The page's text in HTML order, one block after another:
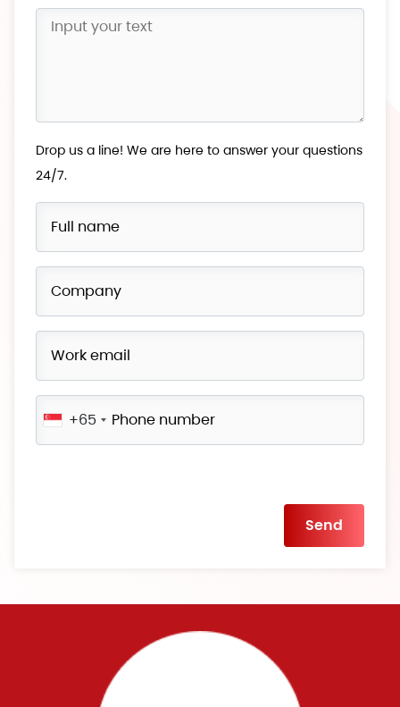
Drop us a line! We are here to answer your questions
24/7.
+65